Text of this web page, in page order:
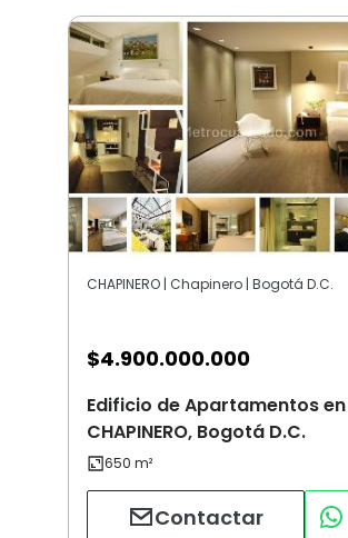
CHAPINERO | Chapinero | Bogotá D.C.
$4.900.000.000
Edificio de Apartamentos
CHAPINERO, Bogotá D.C.
Contactar